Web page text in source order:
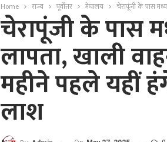
Home राज्य पूर्वोत्तर मेघालय चेरापूंजी के पास
चेरापूंजी के पास
लापता, खाली
महीने पहले यहीं
लाश